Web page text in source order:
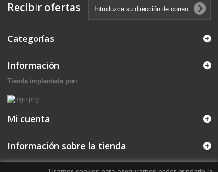
Recibir ofertas
Categorías
Información
Tienda implantada por:
Mi cuenta
Información sobre la tienda